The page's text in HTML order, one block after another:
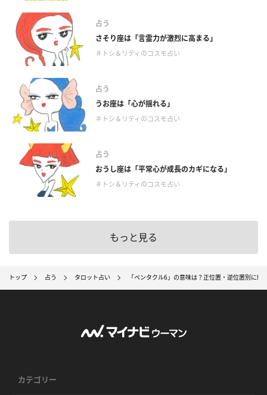
占う
さそり座は「言霊力が激烈に高まる」
＃トシ＆リティのコスモ占い
占う
うお座は「心が揺れる」
＃トシ＆リティのコスモ占い
占う
おうし座は「平常心が成長のカギになる」
＃トシ＆リティのコスモ占い
もっと見る
トップ 占う タロット占い 「ペンタクル6」の意味は？正位置・逆位置別に
カテゴリー